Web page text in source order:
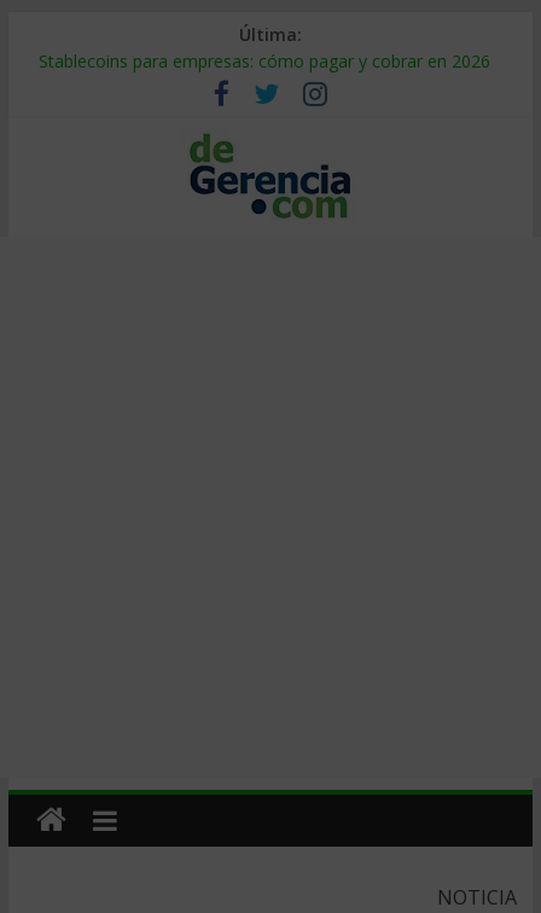
Última:
Stablecoins para empresas: cómo pagar y cobrar en 2026
Despido silencioso: qué es y por qué sale tan caro
IA en selección de personal: cómo auditarla a tiempo
Trabajo forzoso en la cadena de suministro: qué hacer
Mercado hispano de EE. UU.: cómo segmentarlo y venderle
NOTICIA